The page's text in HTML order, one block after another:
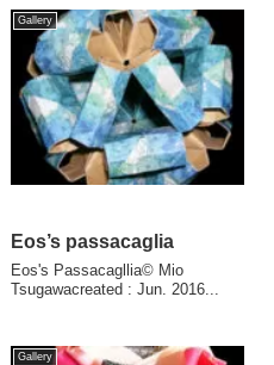
Gallery
Eos’s passacaglia
Eos's Passacagllia© Mio
Tsugawacreated : Jun. 2016...
Gallery